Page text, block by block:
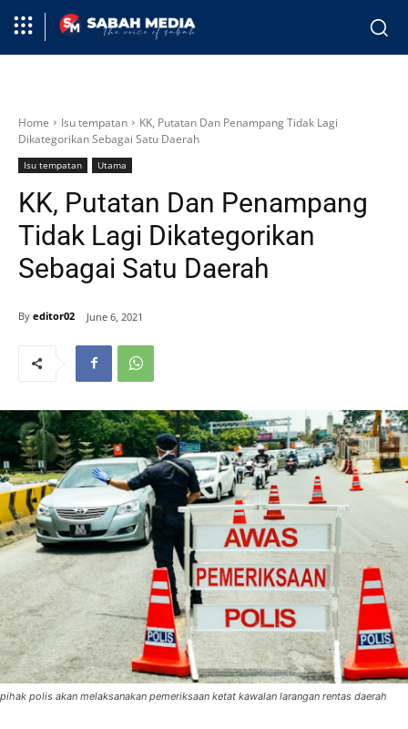
Home Isu tempatan
KK, Putatan Dan Penampang Tidak Lagi
Dikategorikan Sebagai Satu Daerah
Isu tempatan Utama
KK, Putatan Dan Penampang
Tidak Lagi Dikategorikan
Sebagai Satu Daerah
By editor02 June 6, 2021
pihak polis akan melaksanakan pemeriksaan ketat kawalan larangan rentas daerah